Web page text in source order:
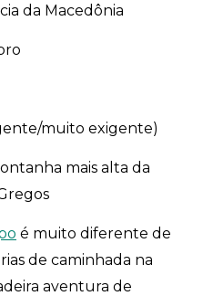
da Macedônia
muito exigente)
mais alta da
é muito diferente de
de caminhada na
aventura de